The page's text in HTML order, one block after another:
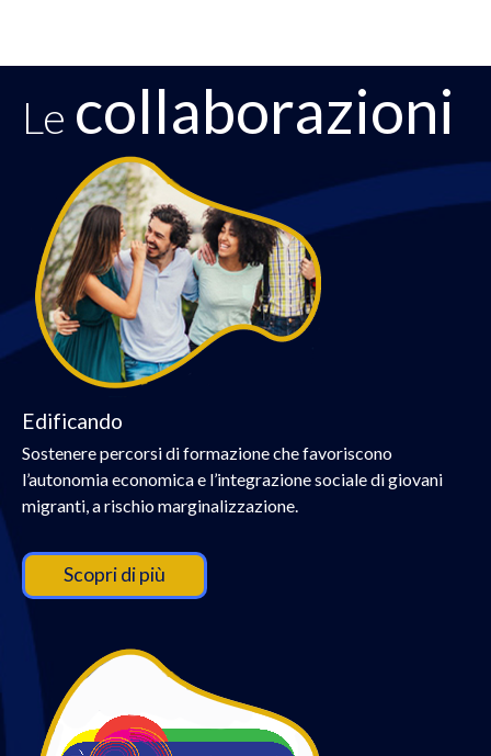
Le collaborazioni
Edificando
Sostenere percorsi di formazione che favoriscono
l’autonomia economica e l’integrazione sociale di giovani
migranti, a rischio marginalizzazione.
Scopri di più